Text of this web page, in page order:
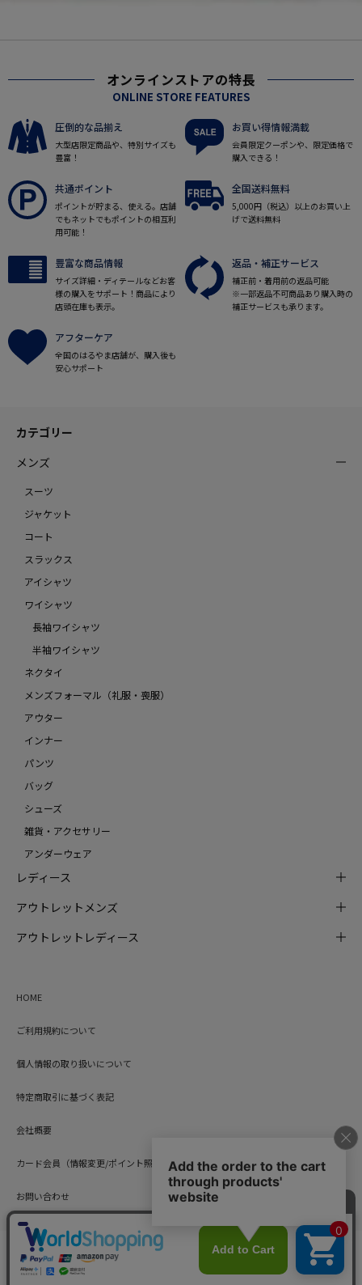
オンラインストアの特長
ONLINE STORE FEATURES
圧倒的な品揃え
大型店限定商品や、特別サイズも
豊富！
お買い得情報満載
会員限定クーポンや、限定価格で
購入できる！
共通ポイント
ポイントが貯まる、使える。店舗
でもネットでもポイントの相互利
用可能！
全国送料無料
5,000円（税込）以上のお買い上
げで送料無料
豊富な商品情報
サイズ詳細・ディテールなどお客
様の購入をサポート！商品により
店頭在庫も表示。
返品・補正サービス
補正前・着用前の返品可能
※一部返品不可商品あり購入時の
補正サービスも承ります。
アフターケア
全国のはるやま店舗が、購入後も
安心サポート
カテゴリー
メンズ
スーツ
ジャケット
コート
スラックス
アイシャツ
ワイシャツ
長袖ワイシャツ
半袖ワイシャツ
ネクタイ
メンズフォーマル（礼服・喪服）
アウター
インナー
パンツ
バッグ
シューズ
雑貨・アクセサリー
アンダーウェア
レディース
アウトレットメンズ
アウトレットレディース
HOME
ご利用規約について
個人情報の取り扱いについて
特定商取引に基づく表記
会社概要
カード会員（情報変更/ポイント照会）
お問い合わせ